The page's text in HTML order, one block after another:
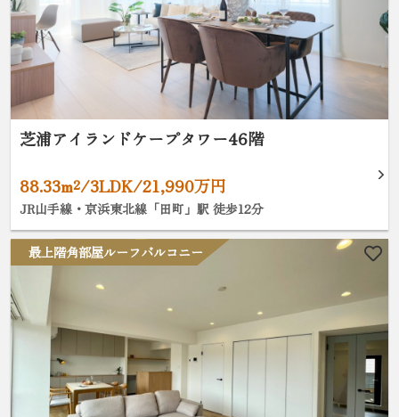
芝浦アイランドケープタワー46階
88.33m²/3LDK/21,990万円
JR山手線・京浜東北線「田町」駅 徒歩12分
最上階角部屋ルーフバルコニー